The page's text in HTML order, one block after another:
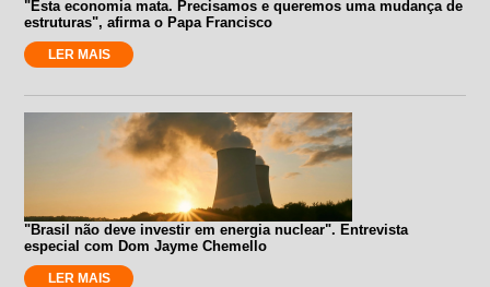
"Esta economia mata. Precisamos e queremos uma mudança de
estruturas", afirma o Papa Francisco
LER MAIS
"Brasil não deve investir em energia nuclear". Entrevista
especial com Dom Jayme Chemello
LER MAIS